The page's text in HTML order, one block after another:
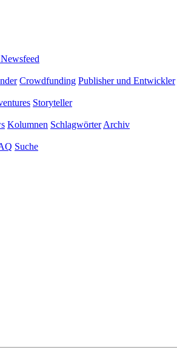
Crowdfunding Publisher und Entwickler
Storyteller
Kolumnen Schlagwörter Archiv
Suche